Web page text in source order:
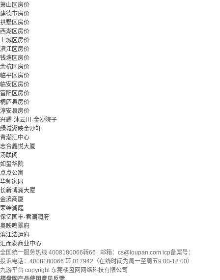
萧山区房价
建德市房价
拱墅区房价
西湖区房价
上城区房价
滨江区房价
钱塘区房价
余杭区房价
临平区房价
临安区房价
富阳区房价
桐庐县房价
淳安县房价
兴耀·沐云川·金沙院子
绿城湖映金沙轩
青潮汇中心
志合鑫悦大厦
汤联阁
如玺华院
点点公寓
华师家园
长新博澜大厦
金滨商厦
荣绅澜庭
保亿国丰·君潮润府
奥映鸣翠府
滨江浩运府
汇而泰商业中心
全国统一服务热线 4008180066转66 | 邮箱： cs@loupan.com icp备案号：
投诉电话：4008180066 转 017942（在线时间为周一至周五9:00-18:00）
九游平台 copyright 东莞楼盘网网络科技有限公司